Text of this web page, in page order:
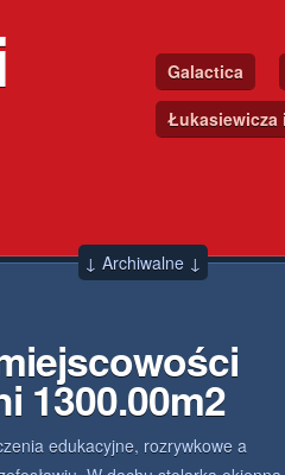
Galactica
Łukasiewicza
↓ Archiwalne ↓
1300.00m2
edukacyjne, rozrywkowe a